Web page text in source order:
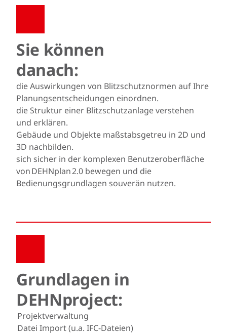
Sie können
danach:
die Auswirkungen von Blitzschutznormen auf Ihre
Planungsentscheidungen einordnen.
die Struktur einer Blitzschutzanlage verstehen
und erklären.
Gebäude und Objekte maßstabsgetreu in 2D und
3D nachbilden.
sich sicher in der komplexen Benutzeroberfläche
von DEHNplan 2.0 bewegen und die
Bedienungsgrundlagen souverän nutzen.
Grundlagen in
DEHNproject:
Projektverwaltung
Datei Import (u.a. IFC-Dateien)